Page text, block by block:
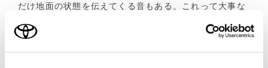
だけ地面の状態を伝えてくる音もある。これって大事な
必要なだけのインフォメーションがあるから、安心して
運転できるんです」